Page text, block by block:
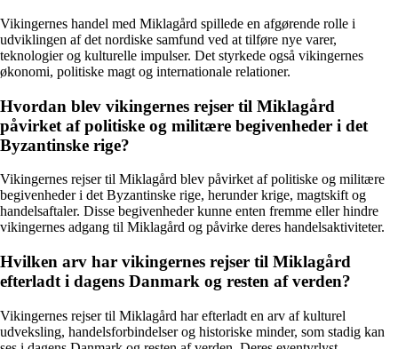
Vikingernes handel med Miklagård spillede en afgørende rolle i
udviklingen af det nordiske samfund ved at tilføre nye varer,
teknologier og kulturelle impulser. Det styrkede også vikingernes
økonomi, politiske magt og internationale relationer.
Hvordan blev vikingernes rejser til Miklagård
påvirket af politiske og militære begivenheder i det
Byzantinske rige?
Vikingernes rejser til Miklagård blev påvirket af politiske og militære
begivenheder i det Byzantinske rige, herunder krige, magtskift og
handelsaftaler. Disse begivenheder kunne enten fremme eller hindre
vikingernes adgang til Miklagård og påvirke deres handelsaktiviteter.
Hvilken arv har vikingernes rejser til Miklagård
efterladt i dagens Danmark og resten af verden?
Vikingernes rejser til Miklagård har efterladt en arv af kulturel
udveksling, handelsforbindelser og historiske minder, som stadig kan